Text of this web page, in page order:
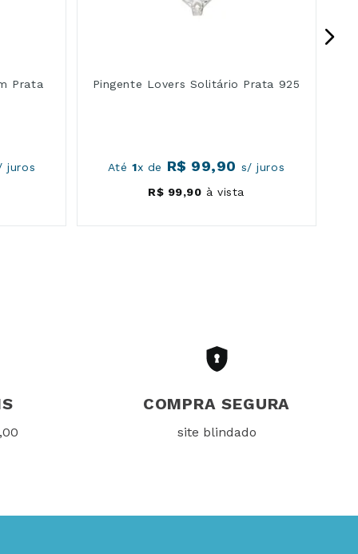
Prata
juros
Pingente Lovers Solitário Prata 925
Até1x de R$ 99,90 s/ juros
R$ 99,90 à vista
COMPRA SEGURA
site blindado